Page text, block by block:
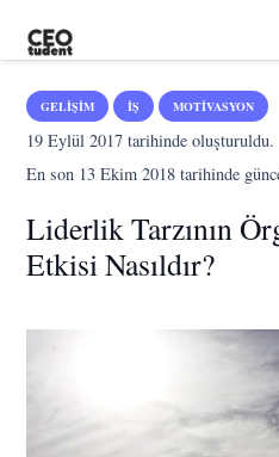
GELIŞIM İŞ MOTIVASYON
19 Eylül 2017 tarihinde oluşturuldu.
En son 13 Ekim 2018 tarihinde
Liderlik Tarzının
Etkisi Nasıldır?